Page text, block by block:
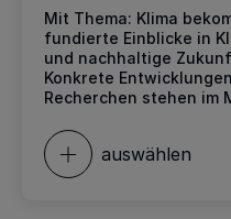
Mit Thema: Klima
fundierte Einblicke in
und nachhaltige
Konkrete
Recherchen stehen im
auswählen